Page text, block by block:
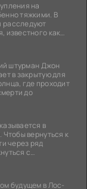
на
тяжкими. В
расследуют
известного как
штурман Джон
в закрытую для
где проходит
до
в
вернуться к
через ряд
с
будущем в Лос-